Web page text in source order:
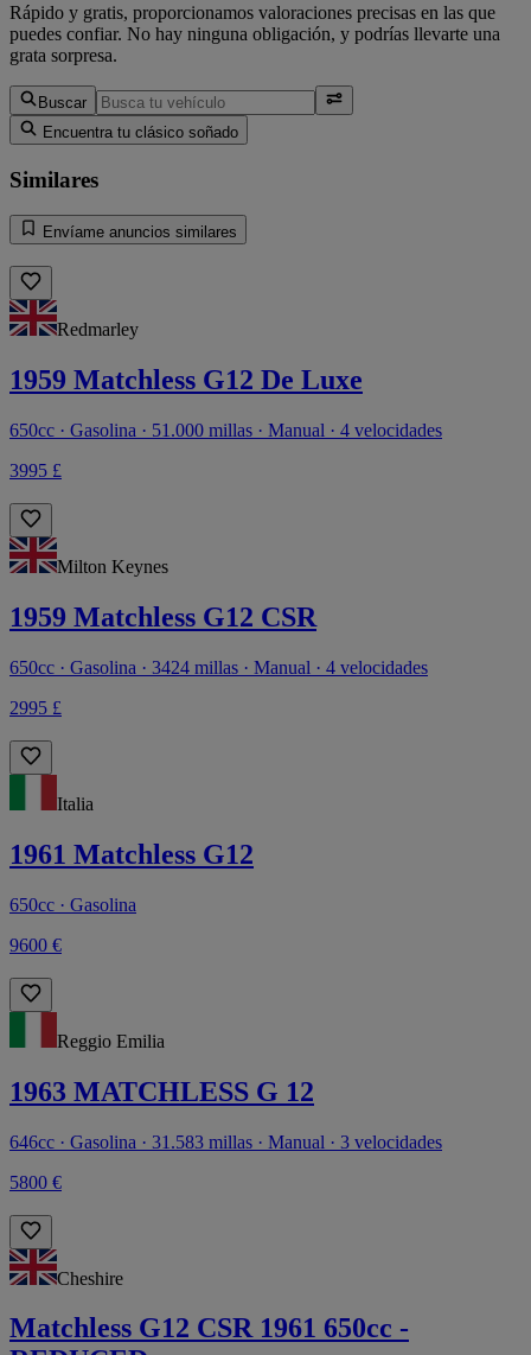
Rápido y gratis, proporcionamos valoraciones precisas en las que
puedes confiar. No hay ninguna obligación, y podrías llevarte una
grata sorpresa.
Buscar
Encuentra tu clásico soñado
Similares
Envíame anuncios similares
Redmarley
1959 Matchless G12 De Luxe
650cc · Gasolina · 51.000 millas · Manual · 4 velocidades
3995 £
Milton Keynes
1959 Matchless G12 CSR
650cc · Gasolina · 3424 millas · Manual · 4 velocidades
2995 £
Italia
1961 Matchless G12
650cc · Gasolina
9600 €
Reggio Emilia
1963 MATCHLESS G 12
646cc · Gasolina · 31.583 millas · Manual · 3 velocidades
5800 €
Cheshire
Matchless G12 CSR 1961 650cc -